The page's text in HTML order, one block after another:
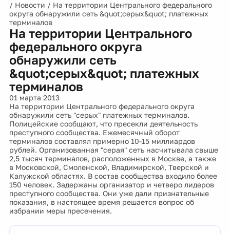
/ Новости / На территории Центрального федерального
округа обнаружили сеть &quot;серых&quot; платежных
терминалов
На территории Центрального
федерального округа
обнаружили сеть
&quot;серых&quot; платежных
терминалов
01 марта 2013
На территории Центрального федерального округа
обнаружили сеть "серых" платежных терминалов.
Полицейские сообщают, что пресекли деятельность
преступного сообщества. Ежемесячный оборот
терминалов составлял примерно 10-15 миллиардов
рублей. Организованная "серая" сеть насчитывала свыше
2,5 тысяч терминалов, расположенных в Москве, а также
в Московской, Смоленской, Владимирской, Тверской и
Калужской областях. В состав сообщества входило более
150 человек. Задержаны организатор и четверо лидеров
преступного сообщества. Они уже дали признательные
показания, в настоящее время решается вопрос об
избрании меры пресечения.